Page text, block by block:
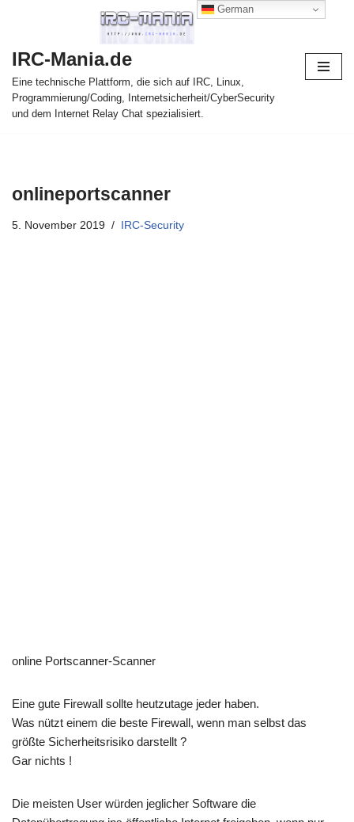
Inhalt
springen
IRC-Mania.de
Eine technische Plattform, die sich auf IRC, Linux,
Programmierung/Coding, Internetsicherheit/CyberSecurity
und dem Internet Relay Chat spezialisiert.
onlineportscanner
5. November 2019 IRC-Security
online Portscanner-Scanner
Eine gute Firewall sollte heutzutage jeder haben.
Was nützt einem die beste Firewall, wenn man selbst das
größte Sicherheitsrisiko darstellt ?
Gar nichts !
Die meisten User würden jeglicher Software die
German